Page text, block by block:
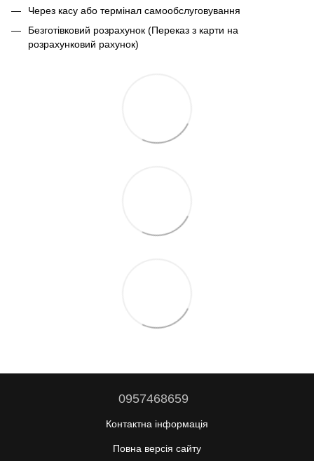
Через касу або термінал самообслуговування
Безготівковий розрахунок (Переказ з карти на
розрахунковий рахунок)
0957468659
Контактна інформація
Повна версія сайту